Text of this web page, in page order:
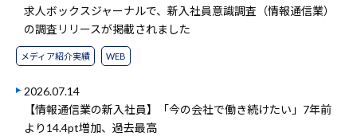
求人ボックスジャーナルで、新入社員意識調査（情報通信業）
の調査リリースが掲載されました
メディア紹介実績 WEB
2026.07.14
【情報通信業の新入社員】「今の会社で働き続けたい」7年前
より14.4pt増加、過去最高